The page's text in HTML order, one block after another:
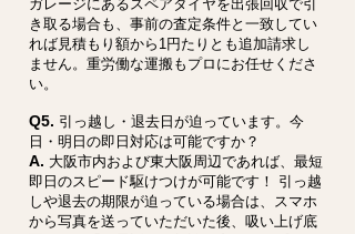
ガレージにあるスペアタイヤを出張回収で引
き取る場合も、事前の査定条件と一致してい
れば見積もり額から1円たりとも追加請求し
ません。重労働な運搬もプロにお任せくださ
い。
Q5. 引っ越し・退去日が迫っています。今
日・明日の即日対応は可能ですか？
A. 大阪市内および東大阪周辺であれば、最短
即日のスピード駆けつけが可能です！ 引っ越
しや退去の期限が迫っている場合は、スマホ
から写真を送っていただいた後、吸い上げ底